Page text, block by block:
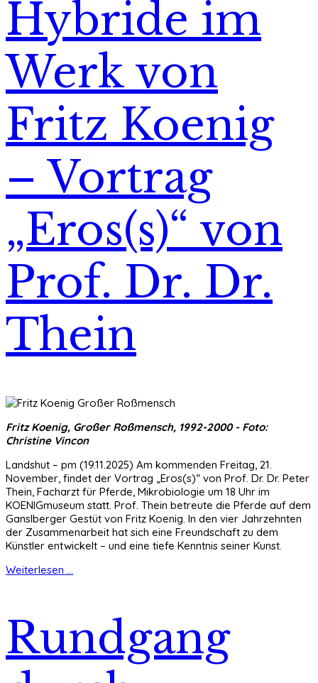
Hybride im
Werk von
Fritz Koenig
– Vortrag
„Eros(s)“ von
Prof. Dr. Dr.
Thein
Fritz Koenig, Großer Roßmensch, 1992-2000 - Foto:
Christine Vincon
Landshut – pm (19.11.2025) Am kommenden Freitag, 21.
November, findet der Vortrag „Eros(s)“ von Prof. Dr. Dr. Peter
Thein, Facharzt für Pferde, Mikrobiologie um 18 Uhr im
KOENIGmuseum statt. Prof. Thein betreute die Pferde auf dem
Ganslberger Gestüt von Fritz Koenig. In den vier Jahrzehnten
der Zusammenarbeit hat sich eine Freundschaft zu dem
Künstler entwickelt – und eine tiefe Kenntnis seiner Kunst.
Weiterlesen ...
Rundgang